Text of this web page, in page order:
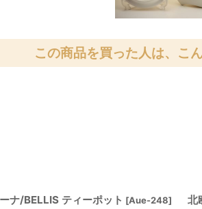
この商品を買った人は、こ
ナ/BELLIS ティーポット [Aue-248]
北